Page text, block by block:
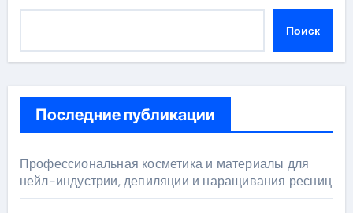
Поиск
Последние публикации
Профессиональная косметика и материалы для
нейл-индустрии, депиляции и наращивания ресниц